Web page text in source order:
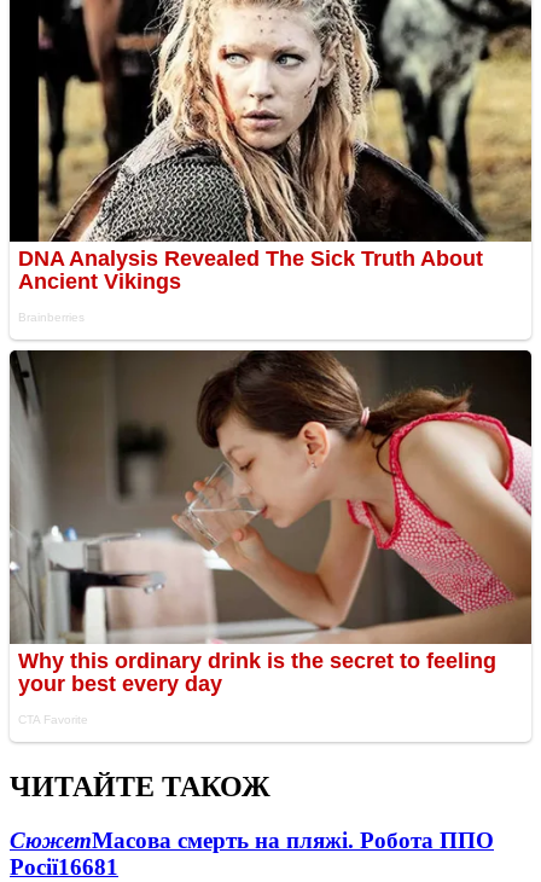
ЧИТАЙТЕ ТАКОЖ
СюжетМасова смерть на пляжі. Робота ППО
Росії16681